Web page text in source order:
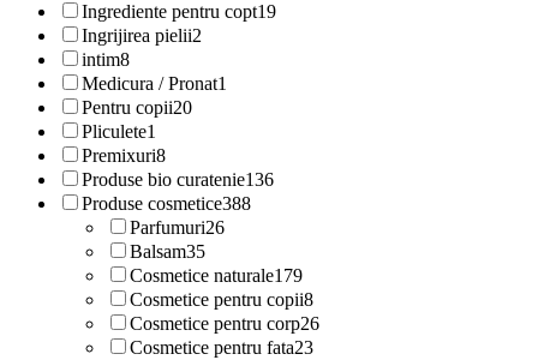
Ingrediente pentru copt19
Ingrijirea pielii2
intim8
Medicura / Pronat1
Pentru copii20
Pliculete1
Premixuri8
Produse bio curatenie136
Produse cosmetice388
Parfumuri26
Balsam35
Cosmetice naturale179
Cosmetice pentru copii8
Cosmetice pentru corp26
Cosmetice pentru fata23